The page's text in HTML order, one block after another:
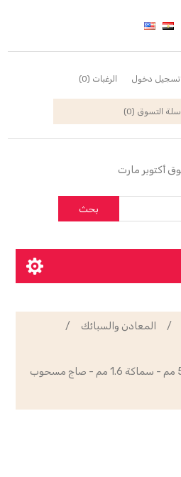
تسجيل دخول الرغبات (0)
سلة التسوق (0)
بحث
/ المعادن والسبائك
/
أنبوب مربع - مقاس 50×50 مم - سماكة 1.6 مم - صاج مسحوب